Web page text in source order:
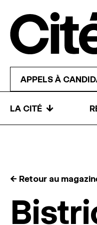
APPELS À
LA CITÉ ↓
← Retour au